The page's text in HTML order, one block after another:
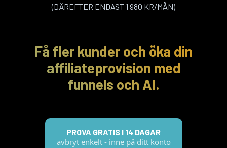
(DÄREFTER ENDAST 1 980 KR/MÅN)
Få fler kunder och öka din
affiliateprovision med
funnels och AI.
PROVA GRATIS I 14 DAGAR
avbryt enkelt - inne på ditt konto